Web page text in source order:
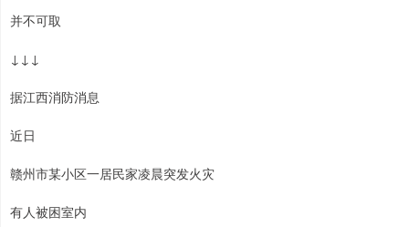
并不可取
↓↓↓
据江西消防消息
近日
赣州市某小区一居民家凌晨突发火灾
有人被困室内